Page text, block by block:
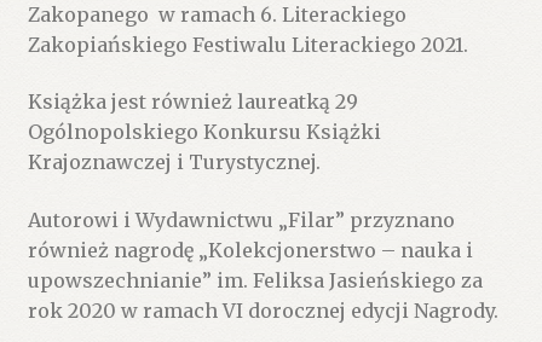
Zakopanego w ramach 6. Literackiego
Zakopiańskiego Festiwalu Literackiego 2021.
Książka jest również laureatką 29
Ogólnopolskiego Konkursu Książki
Krajoznawczej i Turystycznej.
Autorowi i Wydawnictwu „Filar” przyznano
również nagrodę „Kolekcjonerstwo – nauka i
upowszechnianie” im. Feliksa Jasieńskiego za
rok 2020 w ramach VI dorocznej edycji Nagrody.